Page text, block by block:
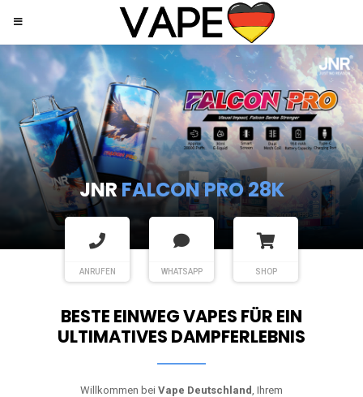
JNRSHISHA HOOKAH MAX
ANRUFEN WHATSAPP SHOP
BESTE EINWEG VAPES FÜR EIN
ULTIMATIVES DAMPFERLEBNIS
Willkommen bei Vape Deutschland, Ihrem